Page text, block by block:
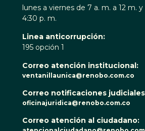
lunes a viernes de 7 a. m. a 12 m. y
4:30 p. m.
Linea anticorrupción:
195 opción 1
Correo atención institucional:
ventanillaunica@renobo.com.co
Correo notificaciones
oficinajuridica@renobo.com.co
Correo atención al ciudadano: